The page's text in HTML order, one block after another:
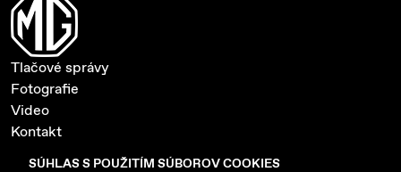
Tlačové správy
Fotografie
Video
Kontakt
Ochrana súkromia a cookies
SÚHLAS S POUŽITÍM SÚBOROV COOKIES